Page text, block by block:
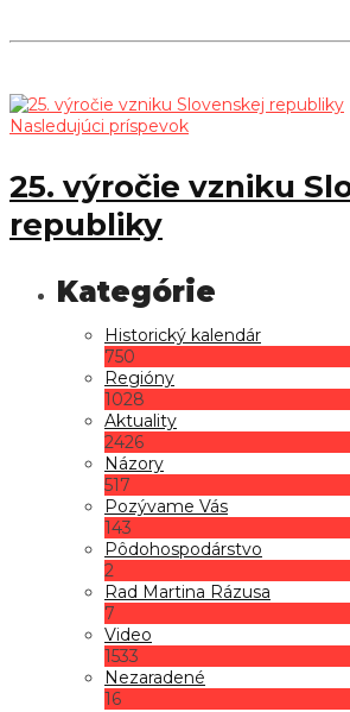
Nasledujúci príspevok
25. výročie vzniku
republiky
Historický kalendár
750
Regióny
1028
Aktuality
2426
Názory
517
Pozývame Vás
143
Pôdohospodárstvo
2
Rad Martina Rázusa
7
Video
1533
Nezaradené
16